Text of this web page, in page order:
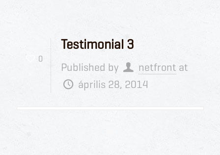
0
Testimonial 3
Published by netfront at
április 28, 2014